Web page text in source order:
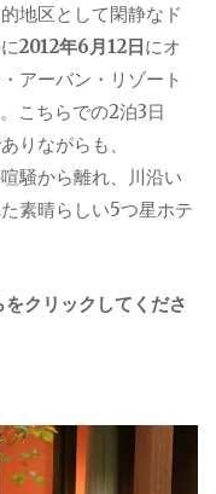
地区として閑静なド
2012年6月12日にオ
アーバン・リゾート
。こちらでの2泊3日
りながらも、
騒から離れ、川沿い
素晴らしい5つ星ホテ
クリックしてくださ